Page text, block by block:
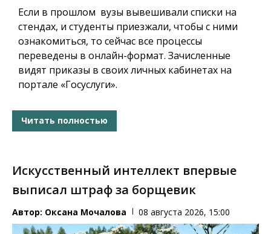
Если в прошлом вузы вывешивали списки на
стендах, и студенты приезжали, чтобы с ними
ознакомиться, то сейчас все процессы
переведены в онлайн-формат. Зачисленные
видят приказы в своих личных кабинетах на
портале «Госуслуги».
Читать полностью
Искусственный интеллект впервые
выписал штраф за борщевик
Автор: Оксана Мочалова 08 августа 2026, 15:00